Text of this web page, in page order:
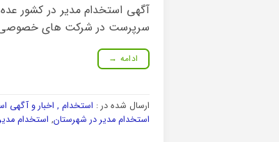
آگهی استخدام مدیر در کشور
سرپرست در شرکت های خصوصی ،
ادامه →
ارسال شده در : استخدام , اخبار و آگهی
استخدام مدیر در شهرستان, استخدام